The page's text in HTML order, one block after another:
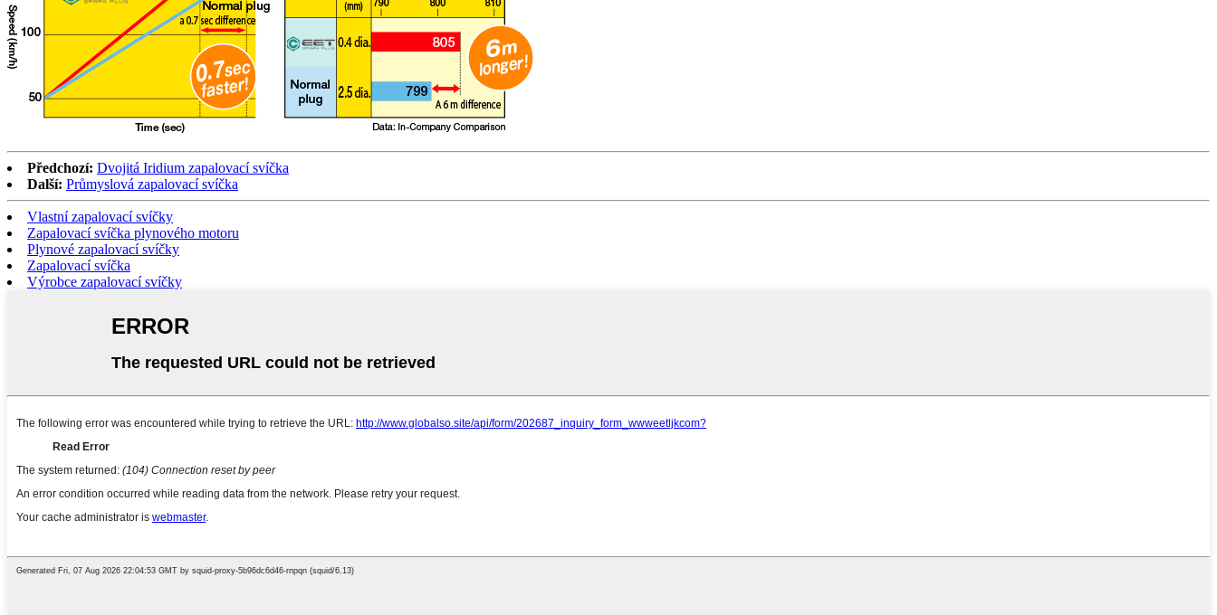
Předchozí: Dvojitá Iridium zapalovací svíčka
Další: Průmyslová zapalovací svíčka
Vlastní zapalovací svíčky
Zapalovací svíčka plynového motoru
Plynové zapalovací svíčky
Zapalovací svíčka
Výrobce zapalovací svíčky